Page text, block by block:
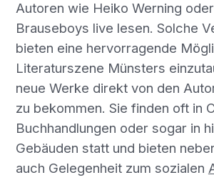
Autoren wie Heiko Werning
Brauseboys live lesen. Solche
bieten eine hervorragende
Literaturszene Münsters
neue Werke direkt von den
zu bekommen. Sie finden oft in
Buchhandlungen oder sogar in
Gebäuden statt und bieten
auch Gelegenheit zum sozialen